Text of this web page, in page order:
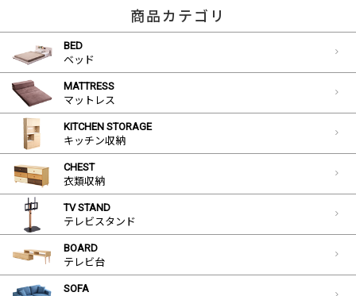
商品カテゴリ
BED
ベッド
MATTRESS
マットレス
KITCHEN STORAGE
キッチン収納
CHEST
衣類収納
TV STAND
テレビスタンド
BOARD
テレビ台
SOFA